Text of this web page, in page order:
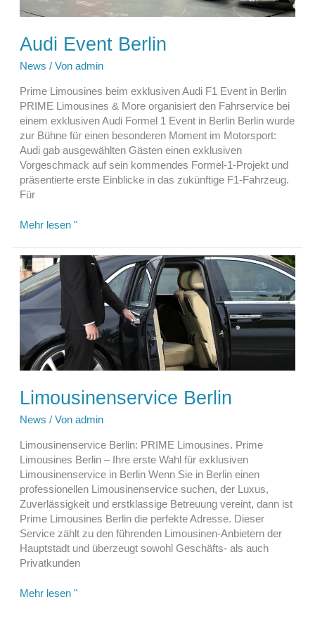
Audi Event Berlin
News / Von admin
Prime Limousines beim exklusiven Audi F1 Event in Berlin
PRIME Limousines & More organisiert den Fahrservice bei
einem exklusiven Audi Formel 1 Event in Berlin Berlin wurde
zur Bühne für einen besonderen Moment im Motorsport:
Audi gab ausgewählten Gästen einen exklusiven
Vorgeschmack auf sein kommendes Formel-1-Projekt und
präsentierte erste Einblicke in das zukünftige F1-Fahrzeug.
Für
Audi
Berlin
Mehr lesen "
Limousinenservice Berlin
News / Von admin
Limousinenservice Berlin: PRIME Limousines. Prime
Limousines Berlin – Ihre erste Wahl für exklusiven
Limousinenservice in Berlin Wenn Sie in Berlin einen
professionellen Limousinenservice suchen, der Luxus,
Zuverlässigkeit und erstklassige Betreuung vereint, dann ist
Prime Limousines Berlin die perfekte Adresse. Dieser
Service zählt zu den führenden Limousinen-Anbietern der
Hauptstadt und überzeugt sowohl Geschäfts- als auch
Privatkunden
Limousinenservice
Mehr lesen "